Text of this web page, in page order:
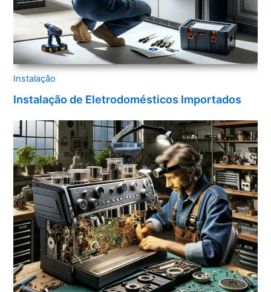
Instalação
Instalação de Eletrodomésticos Importados